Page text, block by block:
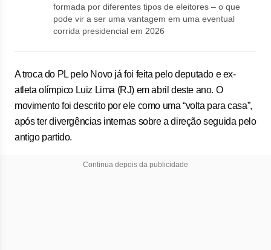
formada por diferentes tipos de eleitores – o que
pode vir a ser uma vantagem em uma eventual
corrida presidencial em 2026
A troca do PL pelo Novo já foi feita pelo deputado e ex-
atleta olímpico Luiz Lima (RJ) em abril deste ano. O
movimento foi descrito por ele como uma “volta para casa”,
após ter divergências internas sobre a direção seguida pelo
antigo partido.
Continua depois da publicidade